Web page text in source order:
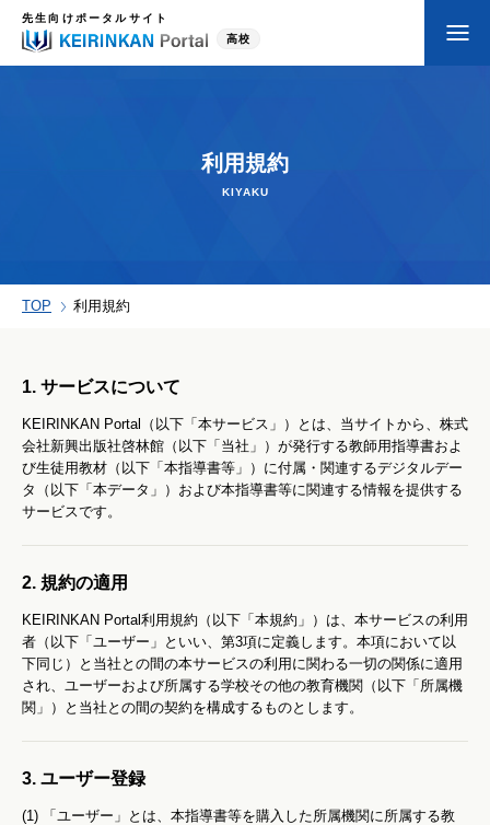
先生向けポータルサイト
高校
利用規約
KIYAKU
TOP 利用規約
1. サービスについて
KEIRINKAN Portal（以下「本サービス」）とは、当サイトから、株式
会社新興出版社啓林館（以下「当社」）が発行する教師用指導書およ
び生徒用教材（以下「本指導書等」）に付属・関連するデジタルデー
タ（以下「本データ」）および本指導書等に関連する情報を提供する
サービスです。
2. 規約の適用
KEIRINKAN Portal利用規約（以下「本規約」）は、本サービスの利用
者（以下「ユーザー」といい、第3項に定義します。本項において以
下同じ）と当社との間の本サービスの利用に関わる一切の関係に適用
され、ユーザーおよび所属する学校その他の教育機関（以下「所属機
関」）と当社との間の契約を構成するものとします。
3. ユーザー登録
(1) 「ユーザー」とは、本指導書等を購入した所属機関に所属する教